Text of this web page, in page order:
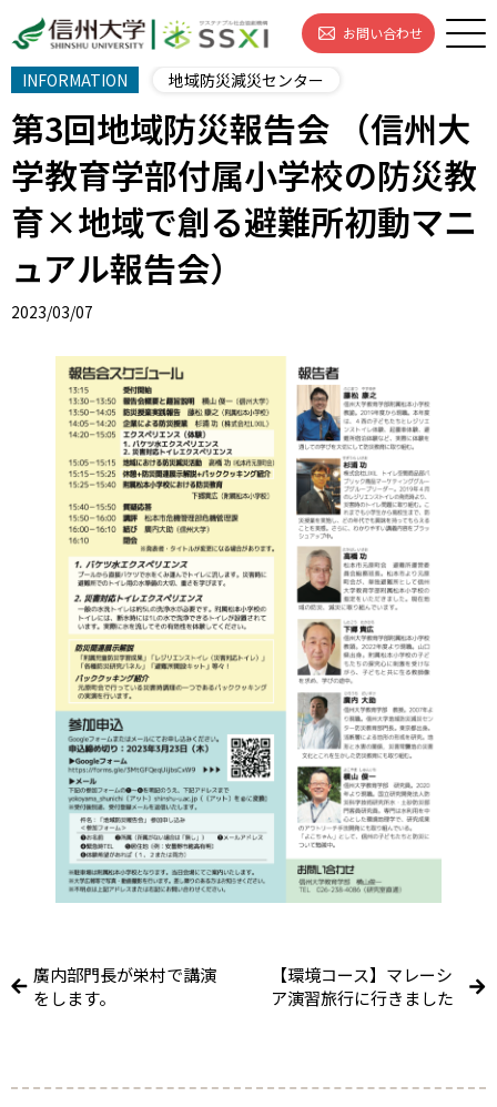
お問い合わせ
INFORMATION 地域防災減災センター
第3回地域防災報告会 （信州大
学教育学部付属小学校の防災教
育×地域で創る避難所初動マニ
ュアル報告会）
2023/03/07
廣内部門長が栄村で講演
をします。
【環境コース】マレーシ
ア演習旅行に行きました